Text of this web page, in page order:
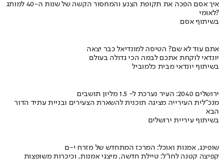
איך אסם הפכה את תקופת הצנע והמחסור הקשה של שנות ה-40 למותג
לאומי?
בשיתוף אסם
אתם עוד לא שם? הטיסה למונדיאל כבר יצאה
יונדאי לוקחת אתכם לבמה הכי גדולה בעולם
בשיתוף יונדאי מבית כלמוביל
ירושלים 2040: העיר נערכת ל- 1.5 מליון תושבים
מנכ"לית העירייה מציגה תוכנית להשארת הצעירים ובניית עתיד הדור
הבא
בשיתוף עיריית ירושלים
שופינג, אמנות ואוכל: המרכז המתחדש של מזרח י-ם
קפיצה קטנה לחו"ל: טיילת חדשה, מיצגי אמנות, וכיכרות משופצות